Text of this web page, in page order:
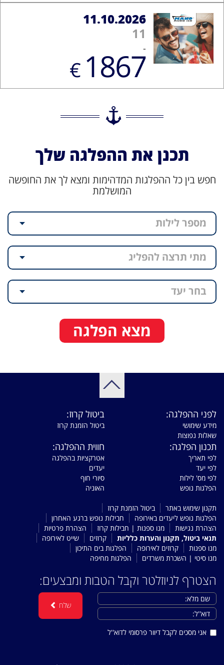
11.10.2026
11
-
€ 1867
תכנן את ההפלגה שלך
חפש בין כל ההפלגות המדהימות ומצא לך את החופשה
המושלמת
מספר לילות
מתי תרצה להפליג
בחר יעד
מצא הפלגה
לפני ההפלגה:
מידע שימושי
שאלות נפוצות
ביטול קרוז:
ביטול הזמנת קרוז
תכנון הפלגה:
לפי תאריך
לפי יעד
לפי מס' לילות
הפלגות נופש
חווית ההפלגה:
אטרקציות בהפלגה
יעדים
סיורי חוף
האוניה
תקנון שימוש באתר
ביטול הזמנת קרוז
הפלגות נופש ליעדים באירופה
חבילות נופש ברגע האחרון
הצהרת נגישות
מנו ספנות | חבילות קרוז
הצהרת פרטיות
תנאי ביטול, תקנון והערות כלליות
קרוזים
שייט לאירופה
מנו ספנות
קרוזים לאירופה
הפלגות בים התיכון
מנו סיטי | השכרת משרדים
הפלגות מחיפה
הצטרף לניוזלטר וקבל הטבות ומבצעים:
אני מסכים לקבל דיוור פרסומי לדוא''ל
שלח